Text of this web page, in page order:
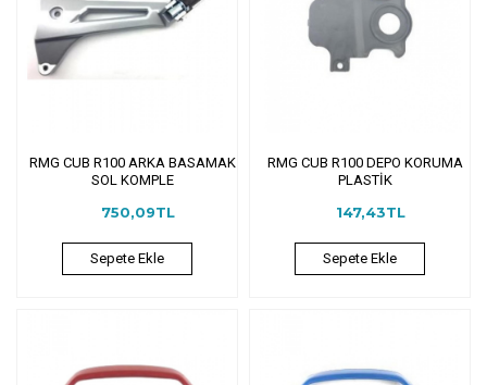
RMG CUB R100 ARKA BASAMAK
SOL KOMPLE
750,09TL
Sepete Ekle
RMG CUB R100 DEPO KORUMA
PLASTİK
147,43TL
Sepete Ekle